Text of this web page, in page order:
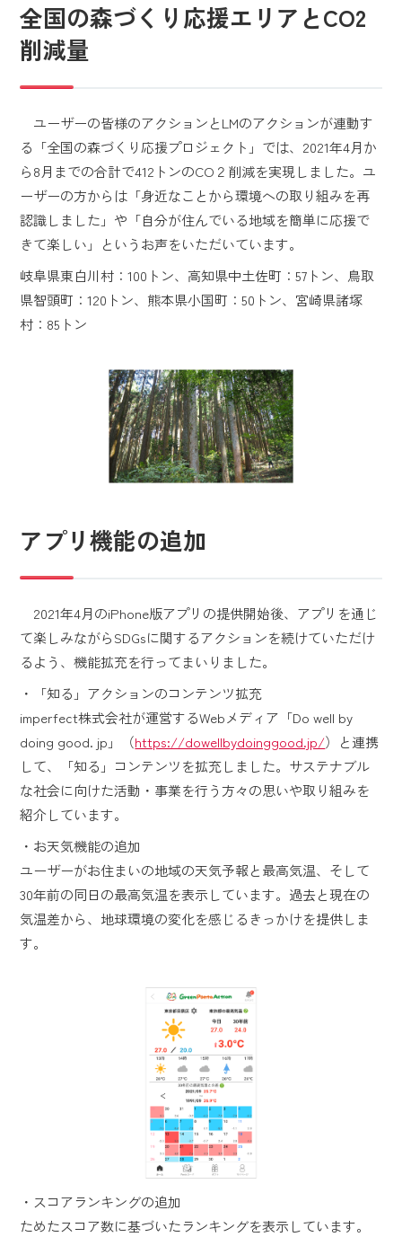
全国の森づくり応援エリアとCO2
削減量
ユーザーの皆様のアクションとLMのアクションが連動す
る「全国の森づくり応援プロジェクト」では、2021年4月か
ら8月までの合計で412トンのCO２削減を実現しました。ユ
ーザーの方からは「身近なことから環境への取り組みを再
認識しました」や「自分が住んでいる地域を簡単に応援で
きて楽しい」というお声をいただいています。
岐阜県東白川村：100トン、高知県中土佐町：57トン、鳥取
県智頭町：120トン、熊本県小国町：50トン、宮崎県諸塚
村：85トン
アプリ機能の追加
2021年4月のiPhone版アプリの提供開始後、アプリを通じ
て楽しみながらSDGsに関するアクションを続けていただけ
るよう、機能拡充を行ってまいりました。
・「知る」アクションのコンテンツ拡充
imperfect株式会社が運営するWebメディア「Do well by
doing good. jp」（https://dowellbydoinggood.jp/）と連携
して、「知る」コンテンツを拡充しました。サステナブル
な社会に向けた活動・事業を行う方々の思いや取り組みを
紹介しています。
・お天気機能の追加
ユーザーがお住まいの地域の天気予報と最高気温、そして
30年前の同日の最高気温を表示しています。過去と現在の
気温差から、地球環境の変化を感じるきっかけを提供しま
す。
・スコアランキングの追加
ためたスコア数に基づいたランキングを表示しています。